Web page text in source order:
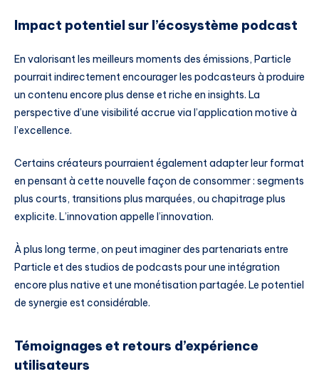
Impact potentiel sur l’écosystème podcast
En valorisant les meilleurs moments des émissions, Particle
pourrait indirectement encourager les podcasteurs à produire
un contenu encore plus dense et riche en insights. La
perspective d’une visibilité accrue via l’application motive à
l’excellence.
Certains créateurs pourraient également adapter leur format
en pensant à cette nouvelle façon de consommer : segments
plus courts, transitions plus marquées, ou chapitrage plus
explicite. L’innovation appelle l’innovation.
À plus long terme, on peut imaginer des partenariats entre
Particle et des studios de podcasts pour une intégration
encore plus native et une monétisation partagée. Le potentiel
de synergie est considérable.
Témoignages et retours d’expérience
utilisateurs